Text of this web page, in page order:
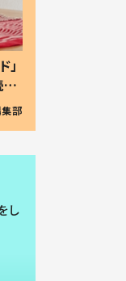
」
集部
し